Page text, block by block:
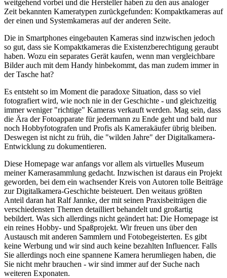
weitgehend vorbei und die Hersteller haben zu den aus analoger
Zeit bekannten Kameratypen zurückgefunden: Kompaktkameras auf
der einen und Systemkameras auf der anderen Seite.
Die in Smartphones eingebauten Kameras sind inzwischen jedoch
so gut, dass sie Kompaktkameras die Existenzberechtigung geraubt
haben. Wozu ein separates Gerät kaufen, wenn man vergleichbare
Bilder auch mit dem Handy hinbekommt, das man zudem immer in
der Tasche hat?
Es entsteht so im Moment die paradoxe Situation, dass so viel
fotografiert wird, wie noch nie in der Geschichte - und gleichzeitig
immer weniger "richtige" Kameras verkauft werden. Mag sein, dass
die Ära der Fotoapparate für jedermann zu Ende geht und bald nur
noch Hobbyfotografen und Profis als Kamerakäufer übrig bleiben.
Deswegen ist nicht zu früh, die "wilden Jahre" der Digitalkamera-
Entwicklung zu dokumentieren.
Diese Homepage war anfangs vor allem als virtuelles Museum
meiner Kamerasammlung gedacht. Inzwischen ist daraus ein Projekt
geworden, bei dem ein wachsender Kreis von Autoren tolle Beiträge
zur Digitalkamera-Geschichte beisteuert. Den weitaus größten
Anteil daran hat Ralf Jannke, der mit seinen Praxisbeiträgen die
verschiedensten Themen detailliert behandelt und großartig
bebildert. Was sich allerdings nicht geändert hat: Die Homepage ist
ein reines Hobby- und Spaßprojekt. Wir freuen uns über den
Austausch mit anderen Sammlern und Fotobegeisterten. Es gibt
keine Werbung und wir sind auch keine bezahlten Influencer. Falls
Sie allerdings noch eine spannene Kamera herumliegen haben, die
Sie nicht mehr brauchen - wir sind immer auf der Suche nach
weiteren Exponaten.